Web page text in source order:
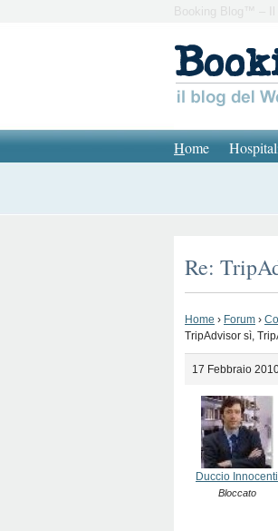
Booking Blog™ – Il
Home
Re:
Home › Forum ›
TripAdvisor sì,
17 Febbraio
Duccio Innocenti
Bloccato